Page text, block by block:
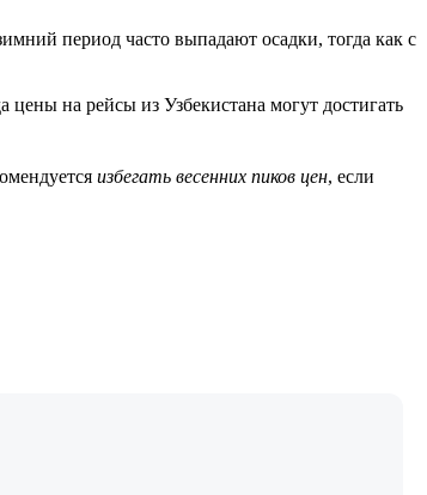
период часто выпадают осадки, тогда как с
цены на рейсы из Узбекистана могут достигать
избегать весенних пиков цен, если